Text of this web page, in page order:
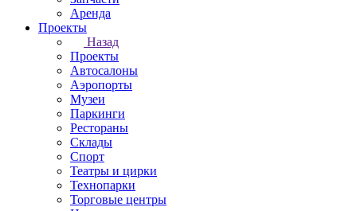
Аренда
Проекты
Назад
Проекты
Автосалоны
Аэропорты
Музеи
Паркинги
Рестораны
Склады
Спорт
Театры и цирки
Технопарки
Торговые центры